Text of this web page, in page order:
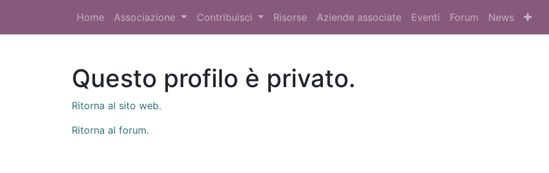
Home Associazione Contribuisci Risorse Aziende associate Eventi Forum News
Questo profilo è privato.
Ritorna al sito web.
Ritorna al forum.